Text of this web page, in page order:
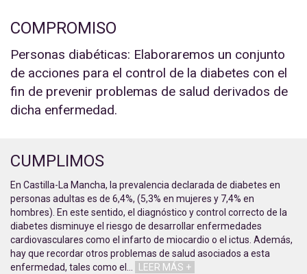
COMPROMISO
Personas diabéticas: Elaboraremos un conjunto
de acciones para el control de la diabetes con el
fin de prevenir problemas de salud derivados de
dicha enfermedad.
CUMPLIMOS
En Castilla-La Mancha, la prevalencia declarada de diabetes en
personas adultas es de 6,4%, (5,3% en mujeres y 7,4% en
hombres). En este sentido, el diagnóstico y control correcto de la
diabetes disminuye el riesgo de desarrollar enfermedades
cardiovasculares como el infarto de miocardio o el ictus. Además,
hay que recordar otros problemas de salud asociados a esta
enfermedad, tales como el … LEER MÁS +